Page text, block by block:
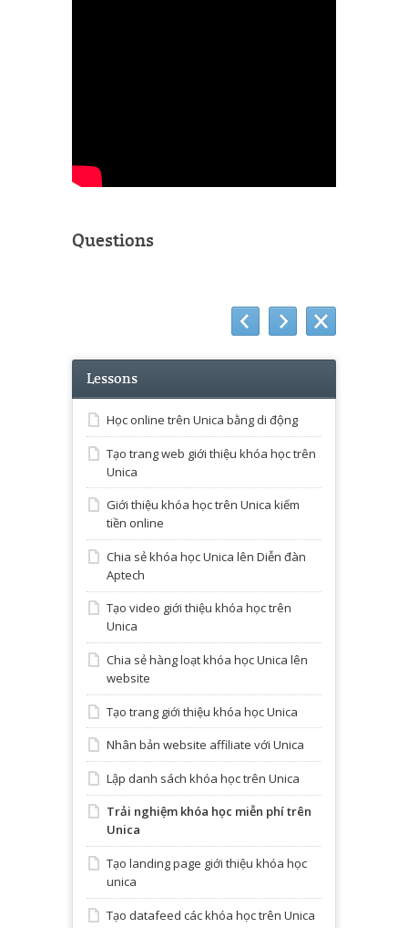
Questions
Lessons
Học online trên Unica bằng di động
Tạo trang web giới thiệu khóa học trên
Unica
Giới thiệu khóa học trên Unica kiếm
tiền online
Chia sẻ khóa học Unica lên Diễn đàn
Aptech
Tạo video giới thiệu khóa học trên
Unica
Chia sẻ hàng loạt khóa học Unica lên
website
Tạo trang giới thiệu khóa học Unica
Nhân bản website affiliate với Unica
Lập danh sách khóa học trên Unica
Trải nghiệm khóa học miễn phí trên
Unica
Tạo landing page giới thiệu khóa học
unica
Tạo datafeed các khóa học trên Unica